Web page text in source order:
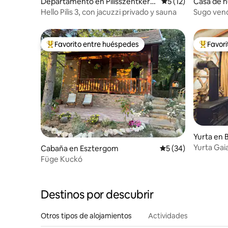
szt
Hello Pilis 3, con jacuzzi privado y sauna
Sugo
Favorito entre los huéspedes más destacados
Favorito entre huéspedes
Cabaña en Esztergom Calificación
5 (34)
Füge Kuckó
Yurta en
Yurta
Destinos por descubrir
Otros tipos de alojamientos Actividades